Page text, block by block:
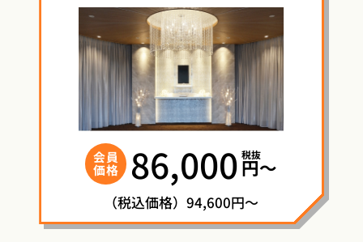
会員
価格 86,000 税抜
円〜
（税込価格）94,600円～